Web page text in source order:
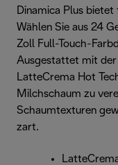
Dinamica Plus bietet
Wählen Sie aus 24
Zoll Full-Touch-
Ausgestattet mit der
LatteCrema Hot
Milchschaum zu
Schaumtexturen
zart.